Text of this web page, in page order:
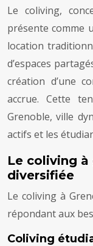
Le coliving,
présente comme
location
d’espaces
création d’une
accrue. Cette
Grenoble, ville
actifs et les
Le coliving
diversifiée
Le coliving à
répondant aux
Coliving